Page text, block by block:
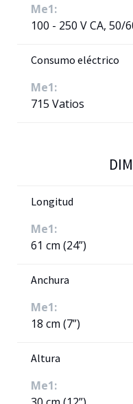
Me1:
100 - 250 V CA,
Consumo eléctrico
Me1:
715 Vatios
Longitud
Me1:
61 cm (24”)
Anchura
Me1:
18 cm (7”)
Altura
Me1: